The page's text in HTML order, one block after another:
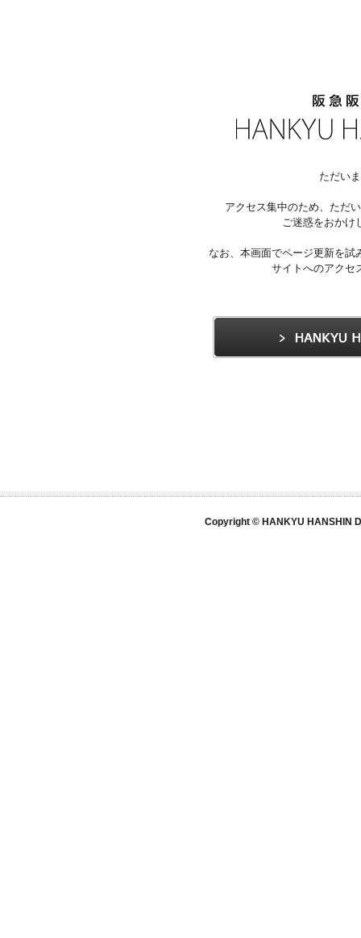
ただい
アクセス集中のため、ただ
ご迷惑をおかけ
なお、本画面でページ更新を
サイトへのアクセ
Copyright © HANKYU HANSHIN